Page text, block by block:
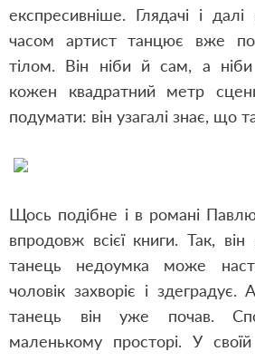
експресивніше. Глядачі і
часом артист танцює вже по
тілом. Він ніби й сам, а
кожен квадратний метр
подумати: він узагалі знає, що
Щось подібне і в романі
впродовж всієї книги. Так,
танець недоумка може
чоловік захворіє і здеградує.
танець він уже почав.
маленькому просторі. У